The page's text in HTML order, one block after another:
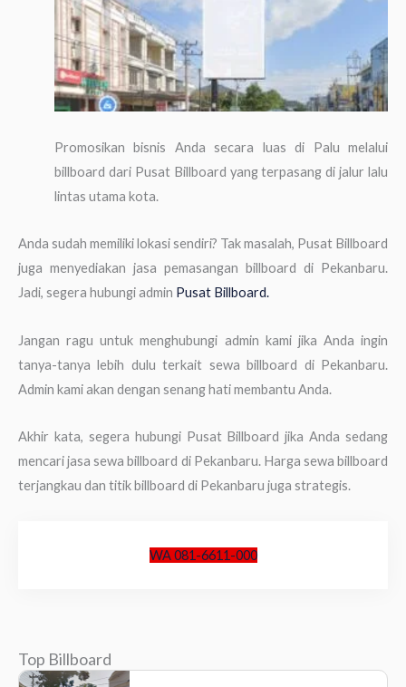
Promosikan bisnis Anda secara luas di Palu melalui
billboard dari Pusat Billboard yang terpasang di jalur lalu
lintas utama kota.
Anda sudah memiliki lokasi sendiri? Tak masalah, Pusat Billboard
juga menyediakan jasa pemasangan billboard di Pekanbaru.
Jadi, segera hubungi admin Pusat Billboard.
Jangan ragu untuk menghubungi admin kami jika Anda ingin
tanya-tanya lebih dulu terkait sewa billboard di Pekanbaru.
Admin kami akan dengan senang hati membantu Anda.
Akhir kata, segera hubungi Pusat Billboard jika Anda sedang
mencari jasa sewa billboard di Pekanbaru. Harga sewa billboard
terjangkau dan titik billboard di Pekanbaru juga strategis.
WA 081-6611-000
Top Billboard